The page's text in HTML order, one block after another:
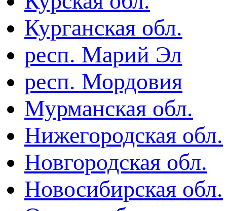
Курганская обл.
респ. Марий Эл
респ. Мордовия
Мурманская обл.
Нижегородская обл.
Новгородская обл.
Новосибирская обл.